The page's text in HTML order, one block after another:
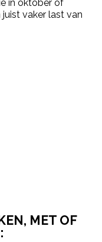
in oktober of
vaker last van
MET OF